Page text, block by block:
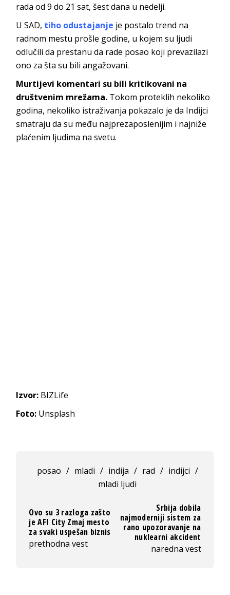
rada od 9 do 21 sat, šest dana u nedelji.
U SAD, tiho odustajanje je postalo trend na
radnom mestu prošle godine, u kojem su ljudi
odlučili da prestanu da rade posao koji prevazilazi
ono za šta su bili angažovani.
Murtijevi komentari su bili kritikovani na
društvenim mrežama. Tokom proteklih nekoliko
godina, nekoliko istraživanja pokazalo je da Indijci
smatraju da su među najprezaposlenijim i najniže
plaćenim ljudima na svetu.
Izvor: BIZLife
Foto: Unsplash
posao / mladi / indija / rad / indijci /
mladi ljudi
Ovo su 3 razloga zašto
je AFI City Zmaj mesto
za svaki uspešan biznis
prethodna vest
Srbija dobila
najmoderniji sistem za
rano upozoravanje na
nuklearni akcident
naredna vest